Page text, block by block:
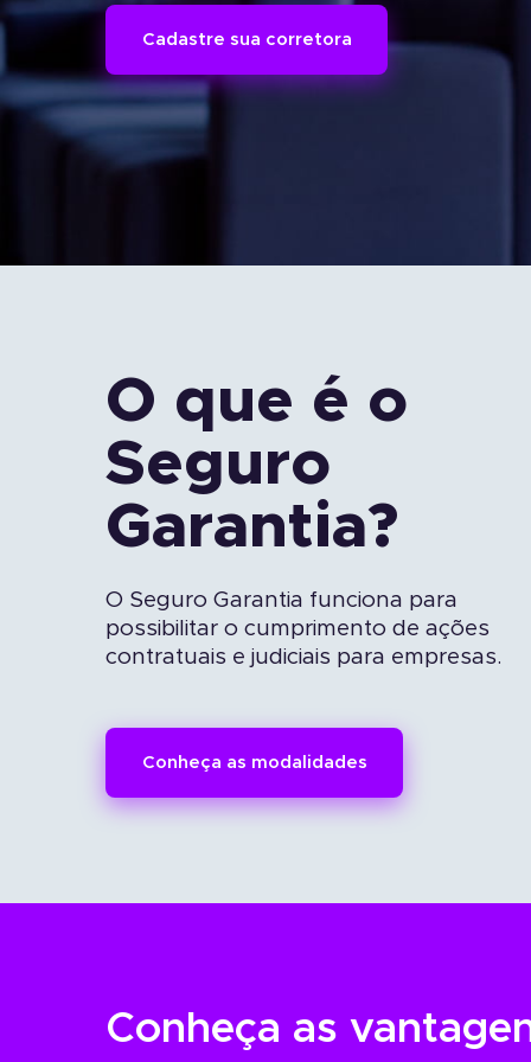
Seguro Garantia
Tradicional
Economia e agilidade para
empresas fecharem
Cadastre sua corretora
O que é o
Seguro
Garantia?
O Seguro Garantia funciona para
possibilitar o cumprimento de ações
contratuais e judiciais para empresas.
Conheça as modalidades
Conheça as